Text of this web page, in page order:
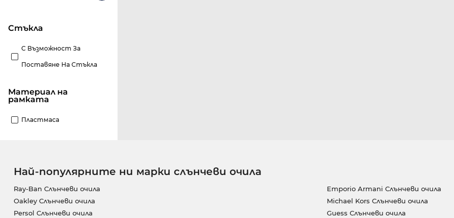
стъкла
С Възможност За
Поставяне На Стъкла
материал на
рамката
Пластмаса
Най-популярните ни марки слънчеви очила
Ray-Ban Слънчеви очила
Oakley Слънчеви очила
Persol Слънчеви очила
Emporio Armani Слънчеви очила
Michael Kors Слънчеви очила
Guess Слънчеви очила